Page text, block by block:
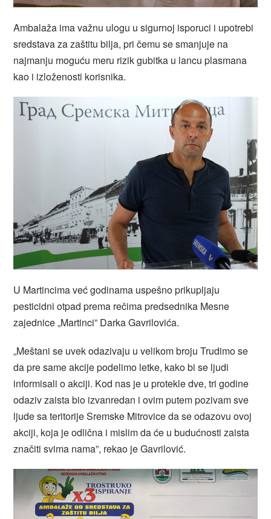
Ambalaža ima važnu ulogu u sigurnoj isporuci i upotrebi
sredstava za zaštitu bilja, pri čemu se smanjuje na
najmanju moguću meru rizik gubitka u lancu plasmana
kao i izloženosti korisnika.
U Martincima već godinama uspešno prikupljaju
pesticidni otpad prema rečima predsednika Mesne
zajednice „Martinci” Darka Gavrilovića.
„Meštani se uvek odazivaju u velikom broju Trudimo se
da pre same akcije podelimo letke, kako bi se ljudi
informisali o akciji. Kod nas je u protekle dve, tri godine
odaziv zaista bio izvanredan i ovim putem pozivam sve
ljude sa teritorije Sremske Mitrovice da se odazovu ovoj
akciji, koja je odlična i mislim da će u budućnosti zaista
značiti svima nama”, rekao je Gavrilović.